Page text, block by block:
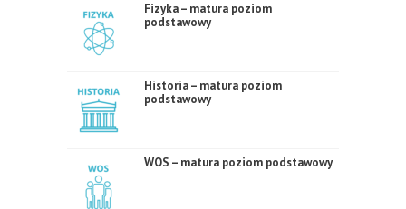
Fizyka – matura poziom
podstawowy
Historia – matura poziom
podstawowy
WOS – matura poziom podstawowy